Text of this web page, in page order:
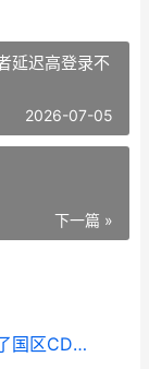
延迟高登录不
2026-07-05
下一篇 »
刺客信条黑旗重置版7.9日上线 海外买了国区CDK但是无法兑换如何化解 刺客信条黑旗重置